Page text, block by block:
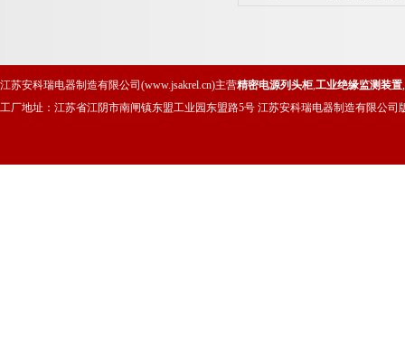
江苏安科瑞电器制造有限公司(www.jsakrel.cn)主营精密电源列头柜,工业绝缘监测装置,
工厂地址：江苏省江阴市南闸镇东盟工业园东盟路5号 江苏安科瑞电器制造有限公司